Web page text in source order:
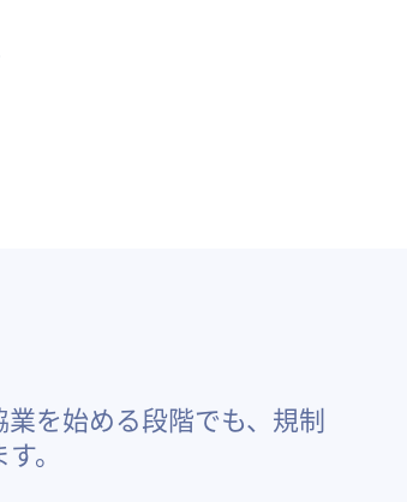
を始める段階でも、規制
。